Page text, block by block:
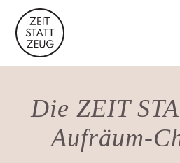
Die ZEIT
Aufräum-